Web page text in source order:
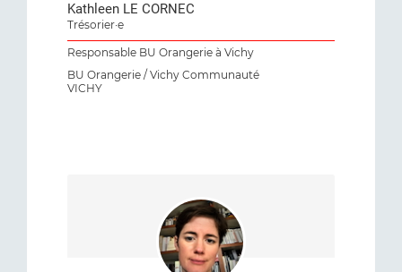
Kathleen LE CORNEC
Trésorier·e
Responsable BU Orangerie à Vichy
BU Orangerie / Vichy Communauté
VICHY